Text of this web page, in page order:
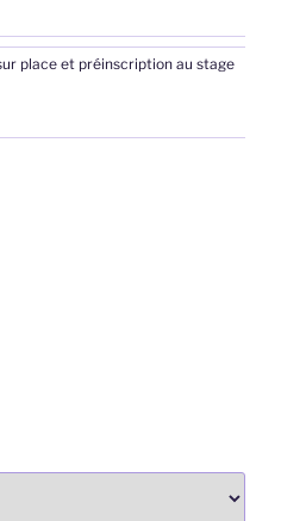
place et préinscription au stage